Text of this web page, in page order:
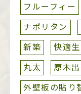
フルーフィー
ナポリタン
新築
快適
丸太
原木
外壁板の貼り